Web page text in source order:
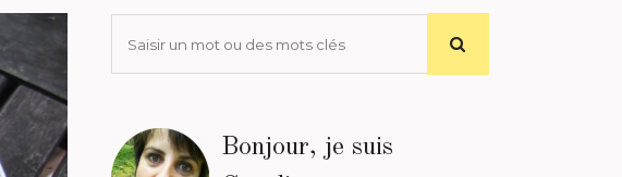
Bonjour, je suis